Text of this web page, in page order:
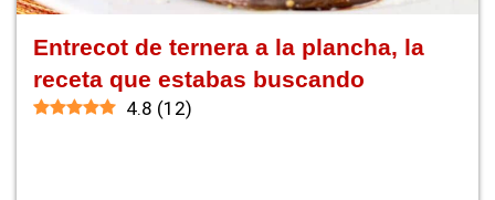
Entrecot de ternera a la plancha, la
receta que estabas buscando
4.8 (12)